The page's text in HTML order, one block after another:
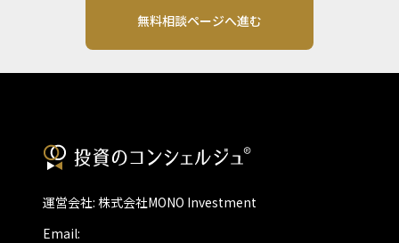
無料相談ページへ進む
運営会社: 株式会社MONO Investment
Email: